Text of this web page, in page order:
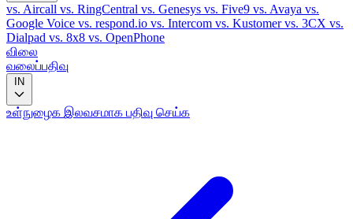
vs. Aircall vs. RingCentral vs. Genesys vs. Five9 vs. Avaya vs.
Google Voice vs. respond.io vs. Intercom vs. Kustomervs. 3CX vs.
Dialpad vs. 8x8 vs. OpenPhone
விலை
வலைப்பதிவு
IN
உள்நுழைக இலவசமாக பதிவு செய்க